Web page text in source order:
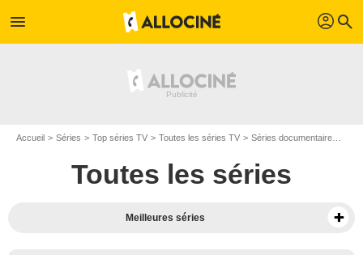
menu profil search
Accueil Séries Top séries TV Toutes les séries TV Séries documentaire
Toutes les séries
Meilleures séries